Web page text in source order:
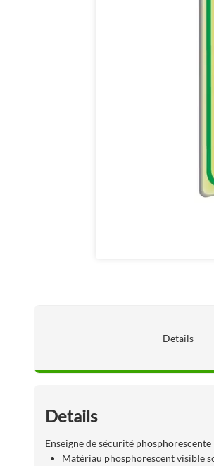
Details
Details
Enseigne de sécurité
Matériau phosphorescent visible